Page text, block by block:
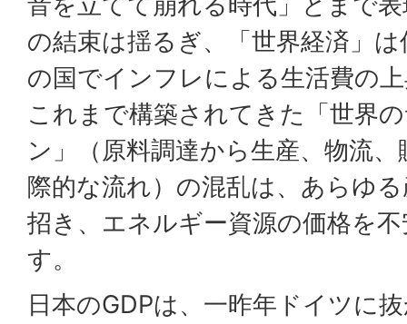
の結束は揺るぎ、「世界経済」
の国でインフレによる生活費の
これまで構築されてきた「世界
ン」（原料調達から生産、物流
際的な流れ）の混乱は、あらゆ
招き、エネルギー資源の価格を
す。
日本のGDPは、一昨年ドイツに